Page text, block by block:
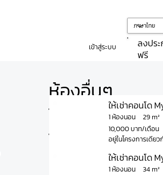
เข้าสู่ระบบ
ลงปร
ฟรี
ห้องอื่นๆ
ใน
โครงการ
ให้เช่าคอนโด
1 ห้องนอน
10,000 บาท/เดือน
29 m²
อยู่ในโครงการเดียว
ให้เช่าคอนโด
1 ห้องนอน
34 m²